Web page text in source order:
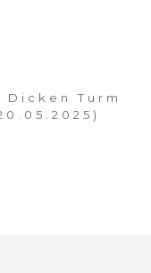
Dicken Turm